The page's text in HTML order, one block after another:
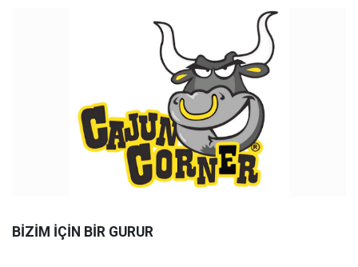
BİZİM İÇİN BİR GURUR